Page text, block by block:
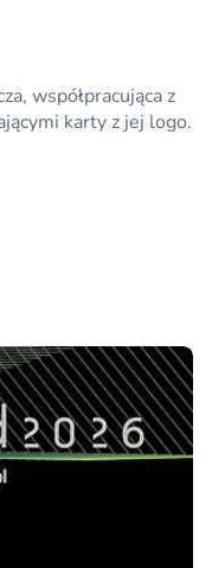
, współpracująca z
karty z jej logo.